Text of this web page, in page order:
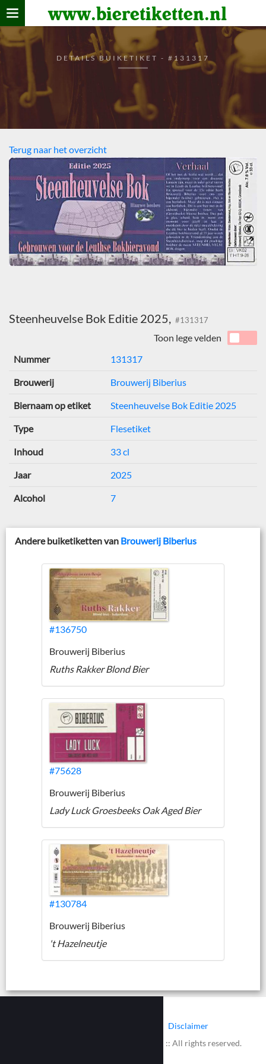
www.bieretiketten.nl
Home
verzamelen
De bierkaart
Bezoekers
DETAILS BUIKETIKET - #131317
Terug naar het overzicht
Steenheuvelse Bok Editie 2025, #131317
Toon lege velden
Nummer
131317
Brouwerij Brouwerij Biberius
Biernaam op etiket Steenheuvelse Bok Editie 2025
Type Flesetiket
Inhoud 33 cl
Jaar 2025
Alcohol 7
Andere buiketiketten van Brouwerij Biberius
#136750
Brouwerij Biberius
Ruths Rakker Blond Bier
#75628
Brouwerij Biberius
Lady Luck Groesbeeks Oak Aged Bier
#130784
Brouwerij Biberius
't Hazelneutje
Disclaimer
© 2002 - 2026 :: www.bieretiketten.nl :: All rights reserved.